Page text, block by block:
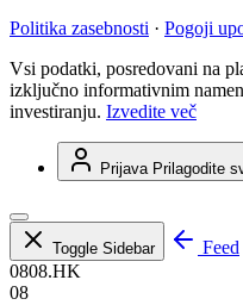
Politika zasebnosti · Pogoji
Vsi podatki, posredovani na
izključno informativnim
investiranju. Izvedite več
Prijava Prilagodite
Toggle Sidebar
Feed
0808.HK
08